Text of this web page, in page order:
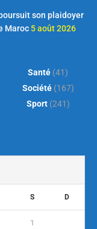
son plaidoyer
Maroc 5 août 2026
Santé (41)
Société(167)
Sport(241)
S D
1